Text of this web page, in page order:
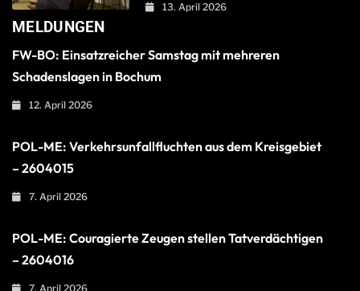
13. April 2026
MELDUNGEN
FW-BO: Einsatzreicher Samstag mit mehreren
Schadenslagen in Bochum
12. April 2026
POL-ME: Verkehrsunfallfluchten aus dem Kreisgebiet
– 2604015
7. April 2026
POL-ME: Couragierte Zeugen stellen Tatverdächtigen
– 2604016
7. April 2026